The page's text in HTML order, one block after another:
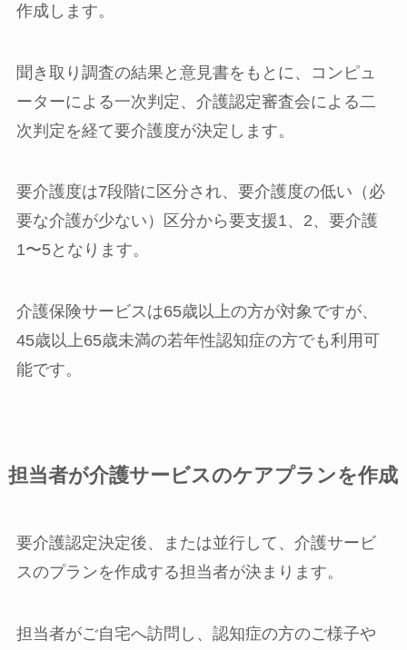
作成します。
聞き取り調査の結果と意見書をもとに、コンピュ
ーターによる一次判定、介護認定審査会による二
次判定を経て要介護度が決定します。
要介護度は7段階に区分され、要介護度の低い（必
要な介護が少ない）区分から要支援1、2、要介護
1〜5となります。
介護保険サービスは65歳以上の方が対象ですが、
45歳以上65歳未満の若年性認知症の方でも利用可
能です。
担当者が介護サービスのケアプランを作成
要介護認定決定後、または並行して、介護サービ
スのプランを作成する担当者が決まります。
担当者がご自宅へ訪問し、認知症の方のご様子や